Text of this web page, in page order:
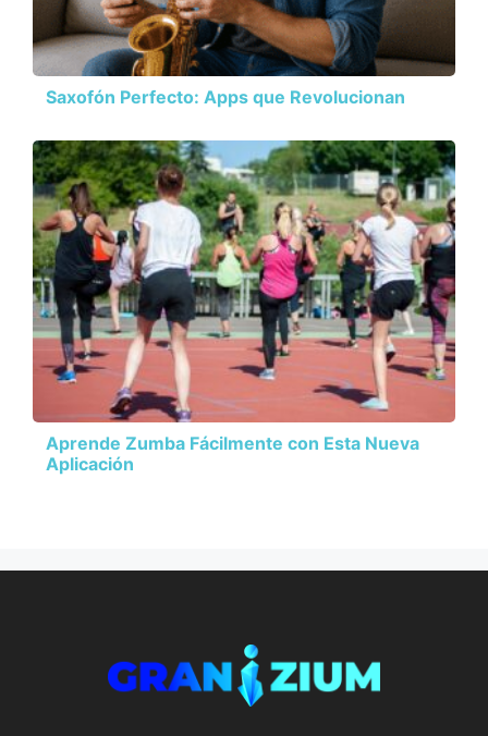
Saxofón Perfecto: Apps que Revolucionan
Aprende Zumba Fácilmente con Esta Nueva
Aplicación